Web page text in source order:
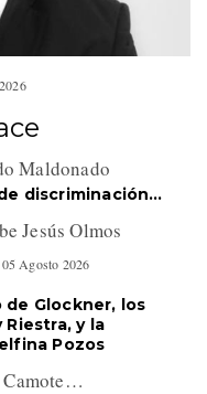
Maldonado
discriminación…
Jesús Olmos
Agosto 2026
Glockner, los
Riestra, y la
Pozos
Camote…